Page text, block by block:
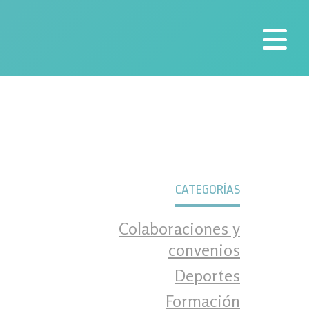
CATEGORÍAS
Colaboraciones y
convenios
Deportes
Formación